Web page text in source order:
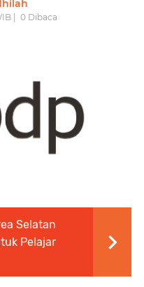
| 0 Dibaca
Selatan
Pelajar